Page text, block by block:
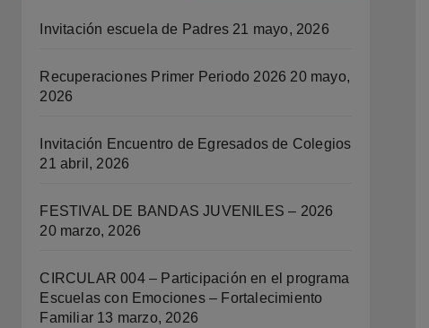
Invitación escuela de Padres 21 mayo, 2026
Recuperaciones Primer Periodo 2026 20 mayo,
2026
Invitación Encuentro de Egresados de Colegios
21 abril, 2026
FESTIVAL DE BANDAS JUVENILES – 2026
20 marzo, 2026
CIRCULAR 004 – Participación en el programa
Escuelas con Emociones – Fortalecimiento
Familiar 13 marzo, 2026